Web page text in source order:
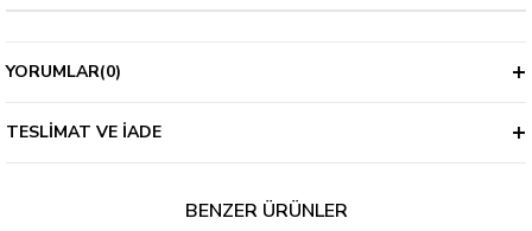
YORUMLAR(0)
TESLIMAT VE İADE
BENZER ÜRÜNLER